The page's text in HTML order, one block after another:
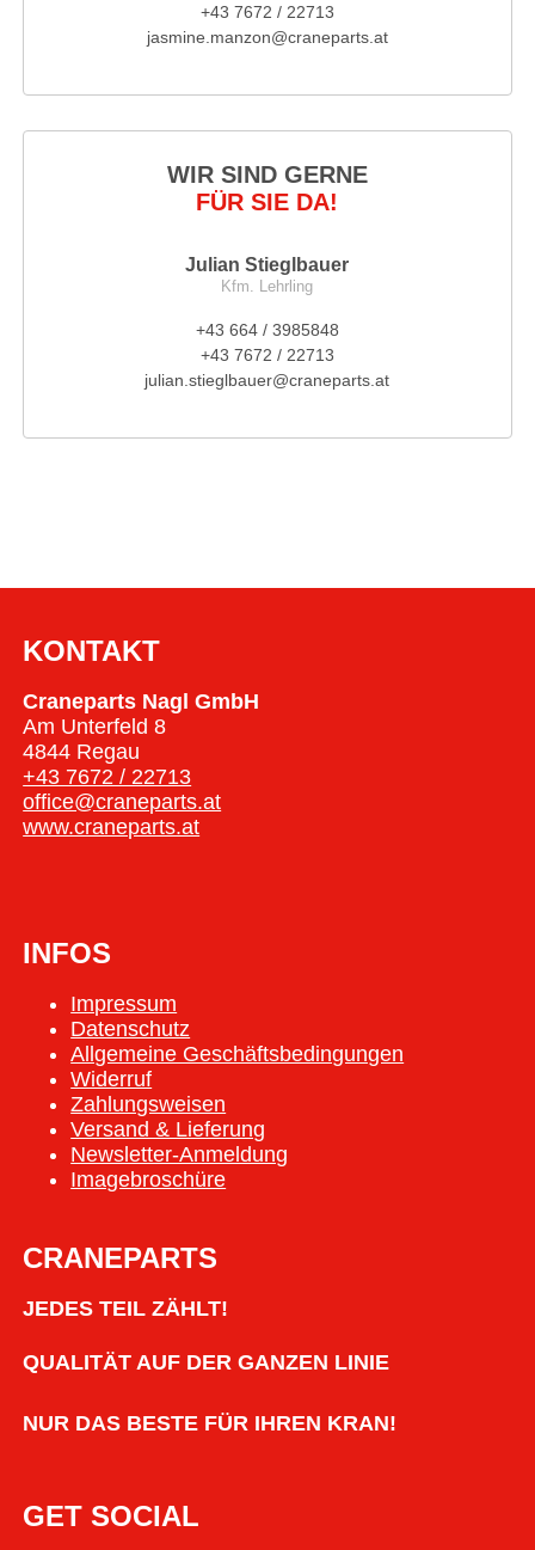
+43 7672 / 22713
jasmine.manzon@craneparts.at
WIR SIND GERNE
FÜR SIE DA!
Julian Stieglbauer
Kfm. Lehrling
+43 664 / 3985848
+43 7672 / 22713
julian.stieglbauer@craneparts.at
KONTAKT
Craneparts Nagl GmbH
Am Unterfeld 8
4844 Regau
+43 7672 / 22713
office@craneparts.at
www.craneparts.at
INFOS
Impressum
Datenschutz
Allgemeine Geschäftsbedingungen
Widerruf
Zahlungsweisen
Versand & Lieferung
Newsletter-Anmeldung
Imagebroschüre
CRANEPARTS
JEDES TEIL ZÄHLT!
QUALITÄT AUF DER GANZEN LINIE
NUR DAS BESTE FÜR IHREN KRAN!
GET SOCIAL